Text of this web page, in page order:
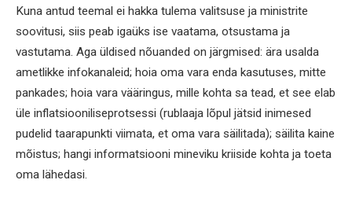
Kuna antud teemal ei hakka tulema valitsuse ja ministrite
soovitusi, siis peab igaüks ise vaatama, otsustama ja
vastutama. Aga üldised nõuanded on järgmised: ära usalda
ametlikke infokanaleid; hoia oma vara enda kasutuses, mitte
pankades; hoia vara vääringus, mille kohta sa tead, et see elab
üle inflatsiooniliseprotsessi (rublaaja lõpul jätsid inimesed
pudelid taarapunkti viimata, et oma vara säilitada); säilita kaine
mõistus; hangi informatsiooni mineviku kriiside kohta ja toeta
oma lähedasi.